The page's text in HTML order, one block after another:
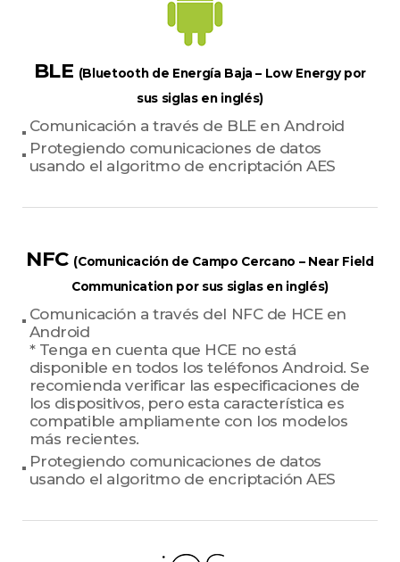
BLE (Bluetooth de Energía Baja – Low Energy por
sus siglas en inglés)
Comunicación a través de BLE en Android
Protegiendo comunicaciones de datos
usando el algoritmo de encriptación AES
NFC (Comunicación de Campo Cercano – Near Field
Communication por sus siglas en inglés)
Comunicación a través del NFC de HCE en
Android
* Tenga en cuenta que HCE no está
disponible en todos los teléfonos Android. Se
recomienda verificar las especificaciones de
los dispositivos, pero esta característica es
compatible ampliamente con los modelos
más recientes.
Protegiendo comunicaciones de datos
usando el algoritmo de encriptación AES